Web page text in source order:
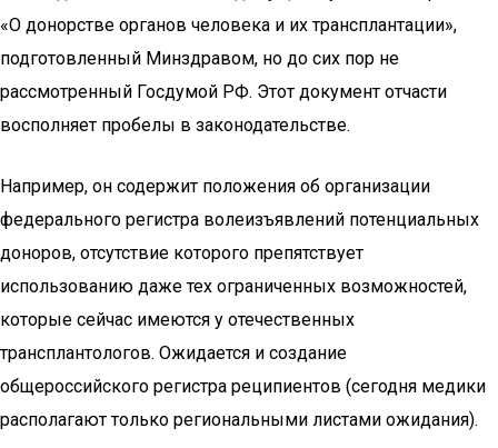
«О донорстве органов человека и их трансплантации»,
подготовленный Минздравом, но до сих пор не
рассмотренный Госдумой РФ. Этот документ отчасти
восполняет пробелы в законодательстве.
Например, он содержит положения об организации
федерального регистра волеизъявлений потенциальных
доноров, отсутствие которого препятствует
использованию даже тех ограниченных возможностей,
которые сейчас имеются у отечественных
трансплантологов. Ожидается и создание
общероссийского регистра реципиентов (сегодня медики
располагают только региональными листами ожидания).